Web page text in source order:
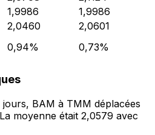
1,9986
1,9986
2,0460
2,0601
0,94% 0,73%
BAM à TMM déplacées
moyenne était 2,0579 avec